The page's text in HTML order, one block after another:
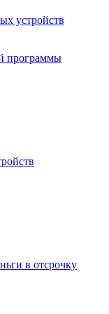
устройств
программы
в отсрочку